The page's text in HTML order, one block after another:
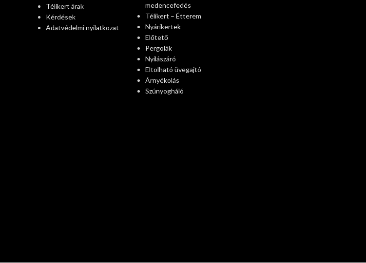
Télikert árak
Kérdések
Adatvédelmi nyilatkozat
medencefedés
Télikert – Étterem
Nyárikertek
Előtető
Pergolák
Nyílászáró
Eltolható üvegajtó
Árnyékolás
Szúnyogháló